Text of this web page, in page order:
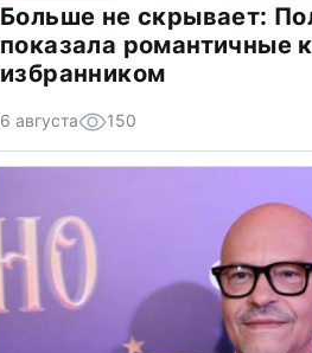
Больше не скрывает:
показала романтичные
избранником
6 августа 150